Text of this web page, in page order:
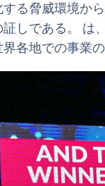
る脅威環境か
証しである。 は
各地での事業